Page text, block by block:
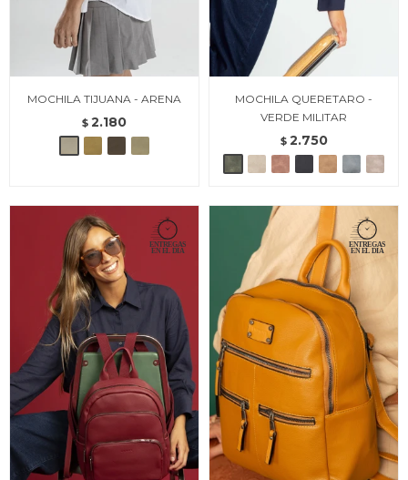
MOCHILA TIJUANA - ARENA
$ 2.180
MOCHILA QUERETARO -
VERDE MILITAR
$ 2.750